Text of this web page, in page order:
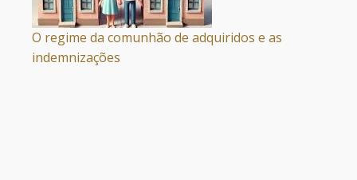
O regime da comunhão de adquiridos e as
indemnizações